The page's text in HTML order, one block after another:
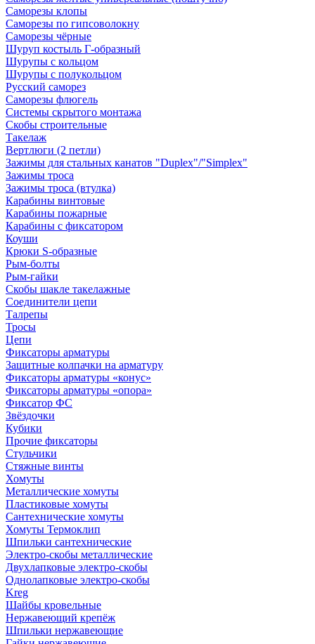
Саморезы клопы
Саморезы по гипсоволокну
Саморезы чёрные
Шуруп костыль Г-образный
Шурупы с кольцом
Шурупы с полукольцом
Русский саморез
Саморезы флюгель
Системы скрытого монтажа
Скобы строительные
Такелаж
Вертлюги (2 петли)
Зажимы для стальных канатов "Duplex"/"Simplex"
Зажимы троса
Зажимы троса (втулка)
Карабины винтовые
Карабины пожарные
Карабины с фиксатором
Коуши
Крюки S-образные
Рым-болты
Рым-гайки
Скобы шакле такелажные
Соединители цепи
Талрепы
Тросы
Цепи
Фиксаторы арматуры
Защитные колпачки на арматуру
Фиксаторы арматуры «конус»
Фиксаторы арматуры «опора»
Фиксатор ФС
Звёздочки
Кубики
Прочие фиксаторы
Стульчики
Стяжные винты
Хомуты
Металлические хомуты
Пластиковые хомуты
Сантехнические хомуты
Хомуты Термоклип
Шпильки сантехнические
Электро-скобы металлические
Двухлапковые электро-скобы
Однолапковые электро-скобы
Kreg
Шайбы кровельные
Нержавеющий крепёж
Шпильки нержавеющие